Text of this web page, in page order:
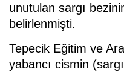
unutulan sargı
belirlenmişti.
Tepecik Eğitim ve
yabancı cismin